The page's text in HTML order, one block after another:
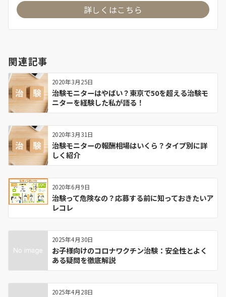
詳しくはこちら
関連記事
2020年3月25日
治験モニターはやばい？東京で50を超える治験モ
ニターを経験した私が語る！
2020年3月31日
治験モニターの報酬相場はいくら？タイプ別に詳
しく紹介
2020年6月9日
治験って危険なの？応募する前に知っておきたいア
レコレ
2025年4月30日
お子様向けのコロナワクチン治験：安全性とよく
ある疑問を徹底解説
2025年4月28日